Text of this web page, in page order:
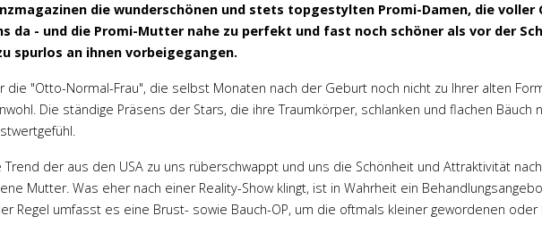
die wunderschönen und stets topgestylten Promi-Damen, die voller
da - und die Promi-Mutter nahe zu perfekt und fast noch schöner als vor der
spurlos an ihnen vorbeigegangen.
"Otto-Normal-Frau", die selbst Monaten nach der Geburt noch nicht zu Ihrer alten
Die ständige Präsens der Stars, die ihre Traumkörper, schlanken und flachen
der aus den USA zu uns rüberschwappt und uns die Schönheit und Attraktivität
Mutter. Was eher nach einer Reality-Show klingt, ist in Wahrheit ein
Regel umfasst es eine Brust- sowie Bauch-OP, um die oftmals kleiner gewordenen